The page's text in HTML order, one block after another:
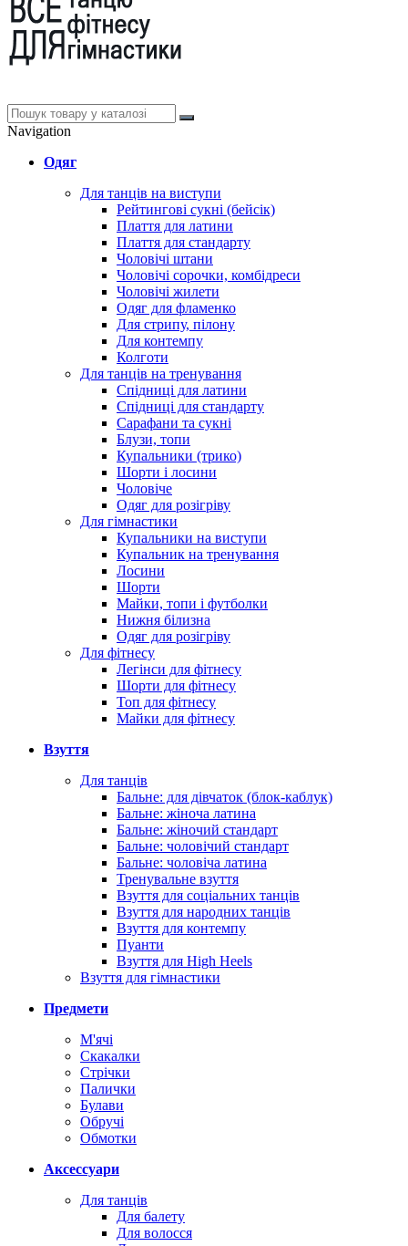
Navigation
Одяг
Для танців на виступи
Рейтингові сукні (бейсік)
Плаття для латини
Плаття для стандарту
Чоловічі штани
Чоловічі сорочки, комбідреси
Чоловічі жилети
Одяг для фламенко
Для стрипу, пілону
Для контемпу
Колготи
Для танців на тренування
Спідниці для латини
Спідниці для стандарту
Сарафани та сукні
Блузи, топи
Купальники (трико)
Шорти і лосини
Чоловіче
Одяг для розігріву
Для гімнастики
Купальники на виступи
Купальник на тренування
Лосини
Шорти
Майки, топи і футболки
Нижня білизна
Одяг для розігріву
Для фітнесу
Легінси для фітнесу
Шорти для фітнесу
Топ для фітнесу
Майки для фітнесу
Взуття
Для танців
Бальне: для дівчаток (блок-каблук)
Бальне: жіноча латина
Бальне: жіночий стандарт
Бальне: чоловічий стандарт
Бальне: чоловіча латина
Тренувальне взуття
Взуття для соціальних танців
Взуття для народних танців
Взуття для контемпу
Пуанти
Взуття для High Heels
Взуття для гімнастики
Предмети
М'ячі
Скакалки
Стрічки
Палички
Булави
Обручі
Обмотки
Аксессуари
Для танців
Для балету
Для волосся